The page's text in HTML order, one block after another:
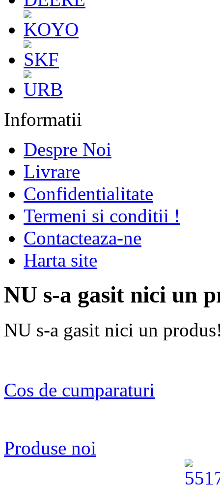
Informatii
Despre Noi
Livrare
Confidentialitate
Termeni si conditii !
Contacteaza-ne
Harta site
NU s-a gasit nici un
NU s-a gasit nici un
Cos de cumparaturi
Produse noi